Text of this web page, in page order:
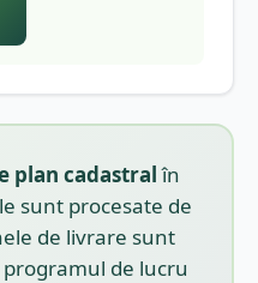
plan cadastralîn
sunt procesate de
de livrare sunt
de lucru